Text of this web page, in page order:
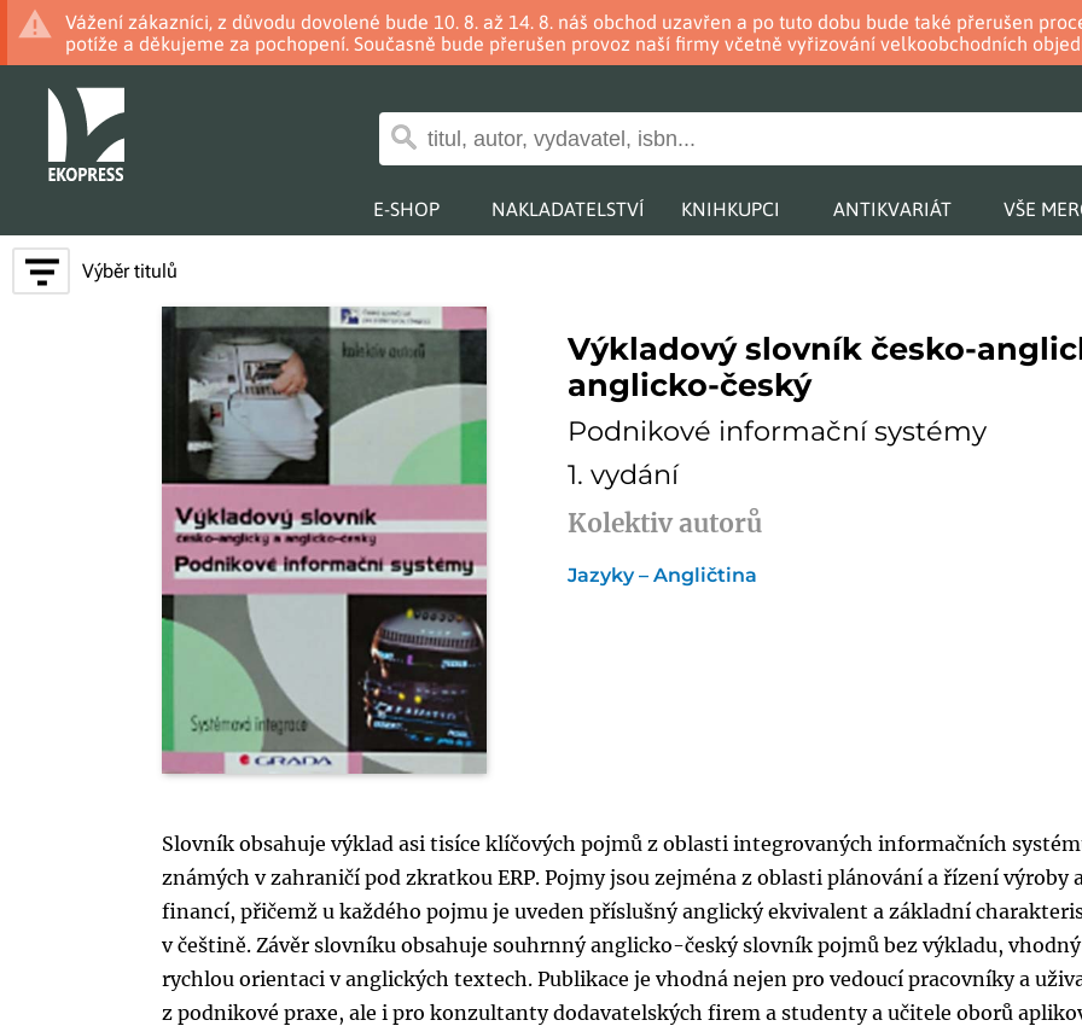
Vážení zákazníci, z důvodu dovolené bude 10. 8. až 14. 8. náš obchod uzavřen a po tuto dobu bude také přerušen
potíže a děkujeme za pochopení. Současně bude přerušen provoz naší firmy včetně vyřizování velkoobchodních
E-SHOP NAKLADATELSTVÍ KNIHKUPCI ANTIKVARIÁT VŠE
Výběr titulů
Výkladový slovník česko-
anglicko-český
Podnikové informační systémy
1. vydání
Kolektiv autorů
Jazyky – Angličtina
Slovník obsahuje výklad asi tisíce klíčových pojmů z oblasti integrovaných informačních
známých v zahraničí pod zkratkou ERP. Pojmy jsou zejména z oblasti plánování a řízení výroby a
financí, přičemž u každého pojmu je uveden příslušný anglický ekvivalent a základní
v češtině. Závěr slovníku obsahuje souhrnný anglicko-český slovník pojmů bez výkladu,
rychlou orientaci v anglických textech. Publikace je vhodná nejen pro vedoucí pracovníky a
z podnikové praxe, ale i pro konzultanty dodavatelských firem a studenty a učitele oborů